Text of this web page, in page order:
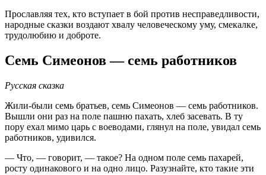
Прославляя тех, кто вступает в бой против несправедливости,
народные сказки воздают хвалу человеческому уму, смекалке,
трудолюбию и доброте.
Семь Симеонов — семь работников
Русская сказка
Жили-были семь братьев, семь Симеонов — семь работников.
Вышли они раз на поле пашню пахать, хлеб засевать. В ту
пору ехал мимо царь с воеводами, глянул на поле, увидал семь
работников, удивился.
— Что, — говорит, — такое? На одном поле семь пахарей,
росту одинакового и на одно лицо. Разузнайте, кто такие эти